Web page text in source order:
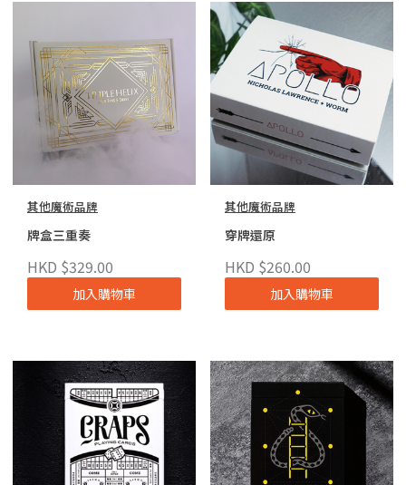
其他魔術品牌
牌盒三重奏
HKD $329.00
加入購物車
其他魔術品牌
穿牌還原
HKD $260.00
加入購物車